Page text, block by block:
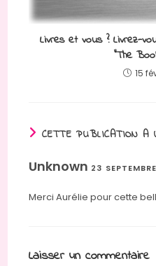
Livres et vous ? Livrez-
“The
15
CETTE PUBLICATION A
Unknown 23
Merci Aurélie pour cette
Laisser un commentaire